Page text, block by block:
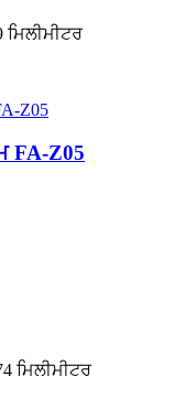
ਮਿਲੀਮੀਟਰ
FA-Z05
ਮਿਲੀਮੀਟਰ